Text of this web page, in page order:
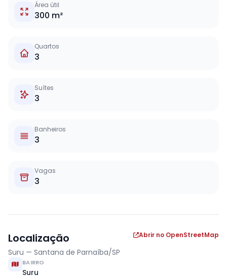
Área útil
300 m²
Quartos
3
Suítes
3
Banheiros
3
Vagas
3
Localização
Suru — Santana de Parnaíba/SP
Abrir no OpenStreetMap
BAIRRO
Suru